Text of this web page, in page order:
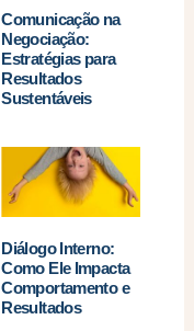
Comunicação na
Negociação:
Estratégias para
Resultados
Sustentáveis
Diálogo Interno:
Como Ele Impacta
Comportamento e
Resultados